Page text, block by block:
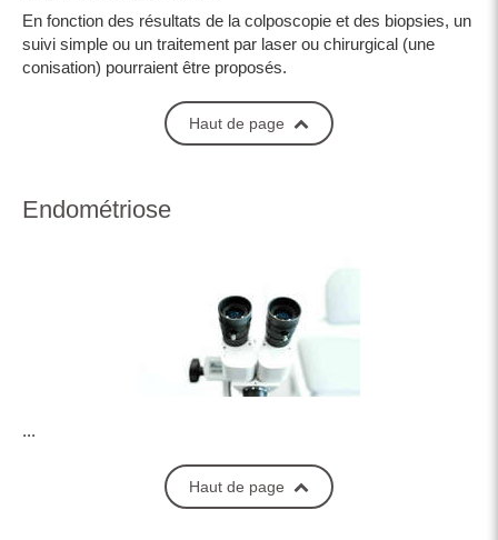
En fonction des résultats de la colposcopie et des biopsies, un
suivi simple ou un traitement par laser ou chirurgical (une
conisation) pourraient être proposés.
Haut de page
Endométriose
...
Haut de page